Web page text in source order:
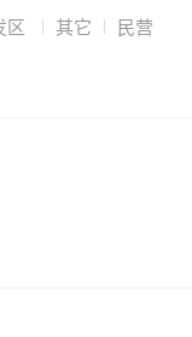
区 其它 民营